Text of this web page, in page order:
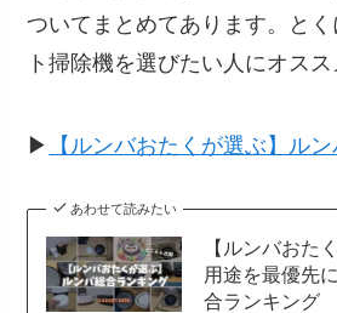
ついてまとめてあります。と
ト掃除機を選びたい人にオスス
▶ 【ルンバおたくが選ぶ】ル
あわせて読みたい
【ルンバおた
用途を最優先
合ランキング